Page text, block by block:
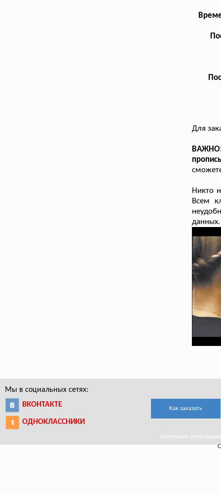
Для
Никто
Всем
данных.
Мы в социальных сетях:
ВКОНТАКТЕ
ОДНОКЛАССНИКИ
Как заказать
Временная